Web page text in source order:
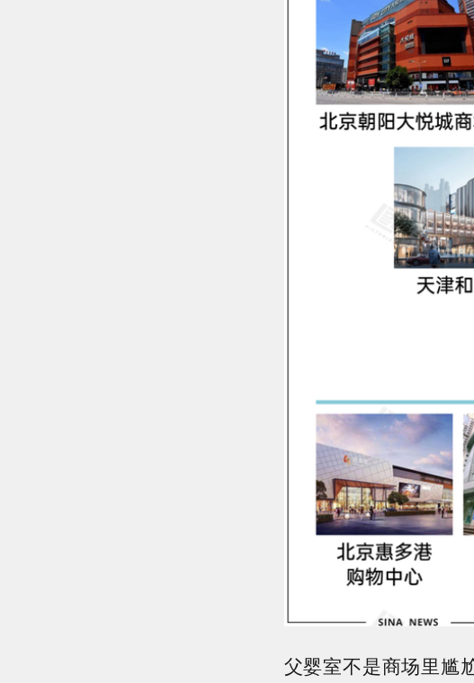
父婴室不是商场里尴